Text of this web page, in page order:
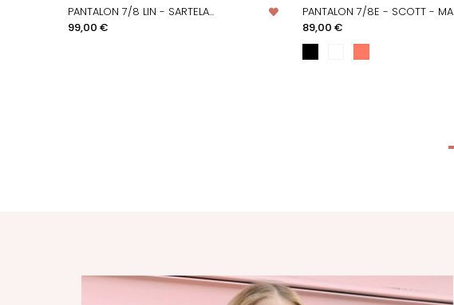
PANTALON 7/8 LIN - SARTELA...
Prix
99,00 €
PANTALON 7/8E - SCOTT -
Prix
89,00 €